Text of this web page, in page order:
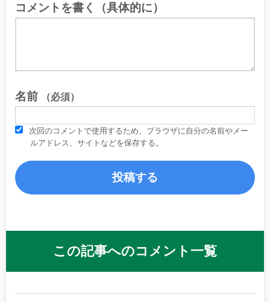
コメントを書く（具体的に）
名前 （必須）
次回のコメントで使用するため、ブラウザに自分の名前やメー
ルアドレス、サイトなどを保存する。
この記事へのコメント一覧